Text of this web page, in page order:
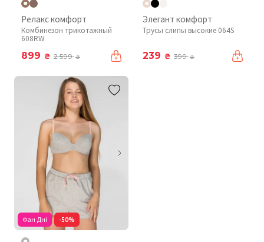
Релакс комфорт
Комбинезон трикотажный
608RW
899 ₴ 2 599₴
Элегант комфорт
Трусы слипы высокие 064S
239 ₴ 399₴
Фан Дні -50%